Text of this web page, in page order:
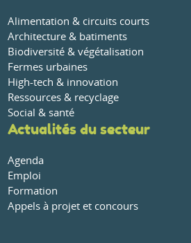
Alimentation & circuits courts
Architecture & batiments
Biodiversité & végétalisation
Fermes urbaines
High-tech & innovation
Ressources & recyclage
Social & santé
Actualités du secteur
Agenda
Emploi
Formation
Appels à projet et concours